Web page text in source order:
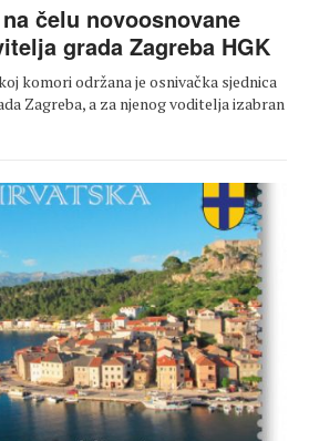
čelu novoosnovane
grada Zagreba HGK
komori održana je osnivačka sjednica
Zagreba, a za njenog voditelja izabran